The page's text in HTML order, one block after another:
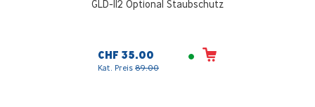
GLD-112 Optional Staubschutz
CHF 35.00
Kat. Preis 89.00